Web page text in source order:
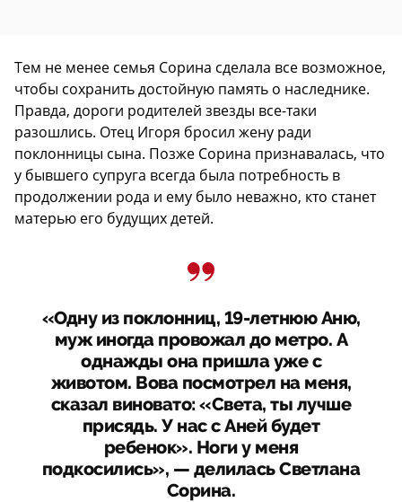
Тем не менее семья Сорина сделала все возможное,
чтобы сохранить достойную память о наследнике.
Правда, дороги родителей звезды все-таки
разошлись. Отец Игоря бросил жену ради
поклонницы сына. Позже Сорина признавалась, что
у бывшего супруга всегда была потребность в
продолжении рода и ему было неважно, кто станет
матерью его будущих детей.
«Одну из поклонниц, 19-летнюю Аню,
муж иногда провожал до метро. А
однажды она пришла уже с
животом. Вова посмотрел на меня,
сказал виновато: «Света, ты лучше
присядь. У нас с Аней будет
ребенок». Ноги у меня
подкосились», — делилась Светлана
Сорина.